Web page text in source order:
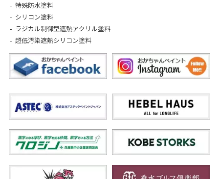
特殊防水塗料
シリコン塗料
ラジカル制御型遮熱アクリル塗料
超低汚染遮熱シリコン塗料